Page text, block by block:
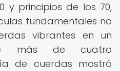
y principios de los 70,
fundamentales no
vibrantes en un
más de cuatro
de cuerdas mostró